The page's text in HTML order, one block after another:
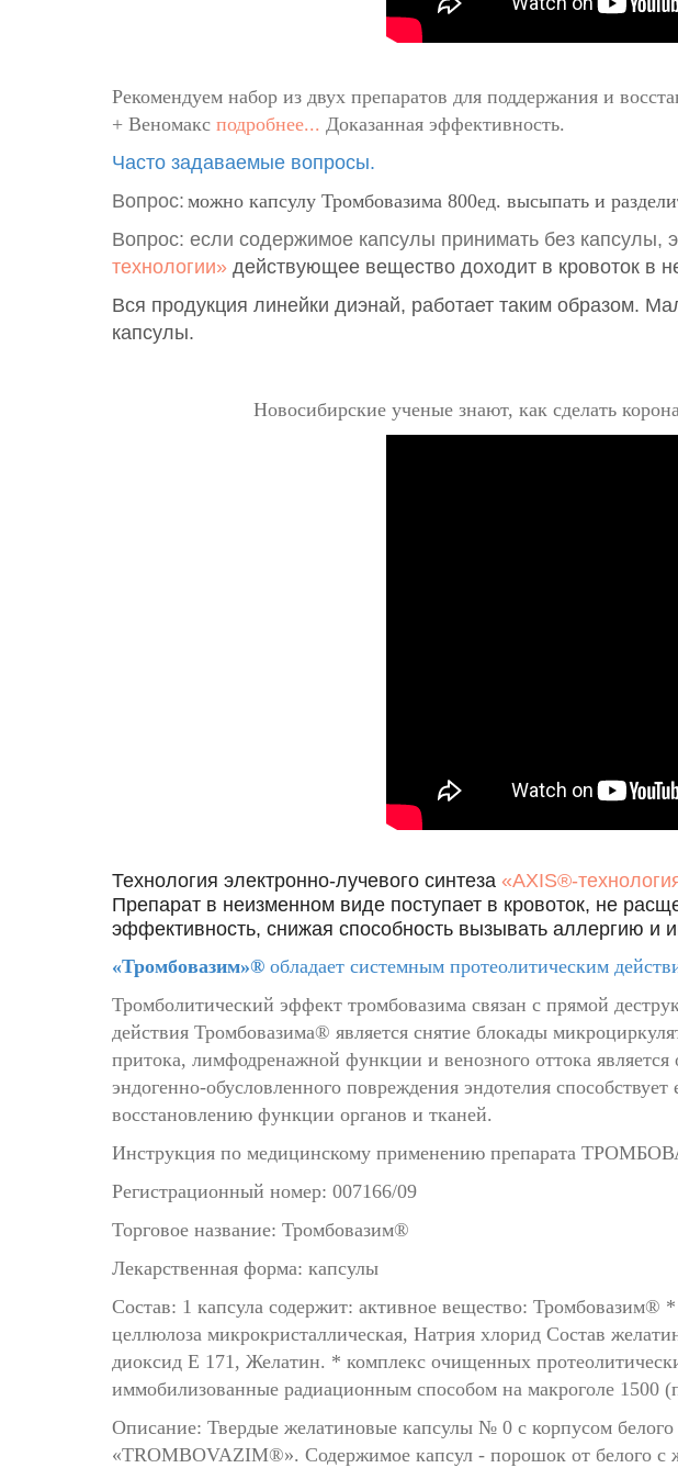
Рекомендуем набор из двух препаратов для поддержания и
+ Веномакс подробнее... Доказанная эффективность.
Часто задаваемые вопросы.
Вопрос: можно капсулу Тромбовазима 800ед. высыпать и
Вопрос: если содержимое капсулы принимать без капсулы,
технологии» действующее вещество доходит в кровоток в
Вся продукция линейки диэнай, работает таким образом.
капсулы.
Новосибирские ученые знают, как сделать
Технология электронно-лучевого синтеза «AXIS®-
Препарат в неизменном виде поступает в кровоток, не
эффективность, снижая способность вызывать аллергию и
«Тромбовазим»® обладает системным протеолитическим
Тромболитический эффект тромбовазима связан с прямой
действия Тромбовазима® является снятие блокады
притока, лимфодренажной функции и венозного оттока
эндогенно-обусловленного повреждения эндотелия
восстановлению функции органов и тканей.
Инструкция по медицинскому применению препарата
Регистрационный номер: 007166/09
Торговое название: Тромбовазим®
Лекарственная форма: капсулы
Состав: 1 капсула содержит: активное вещество:
целлюлоза микрокристаллическая, Натрия хлорид Состав
диоксид Е 171, Желатин. * комплекс очищенных
иммобилизованные радиационным способом на макроголе 1500
Описание: Твердые желатиновые капсулы № 0 с корпусом белого
«TROMBOVAZIM®». Содержимое капсул - порошок от белого с